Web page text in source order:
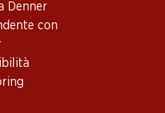
Denner
con